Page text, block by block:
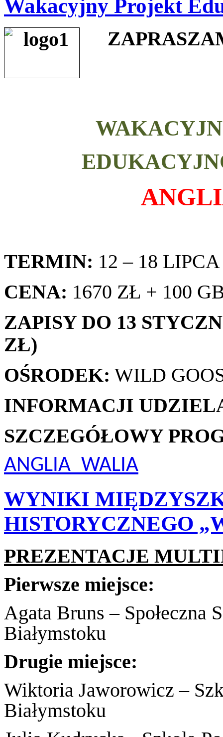
Wakacyjny Projekt
TERMIN: 12 – 18
CENA: 1670 ZŁ + 100
ZAPISY DO 13
ZŁ)
OŚRODEK: WILD
INFORMACJI
SZCZEGÓŁOWY
ANGLIA_WALIA
WYNIKI
HISTORYCZNEGO
PREZENTACJE
Pierwsze miejsce:
Agata Bruns – Społeczna
Białymstoku
Drugie miejsce:
Wiktoria Jaworowicz –
Białymstoku